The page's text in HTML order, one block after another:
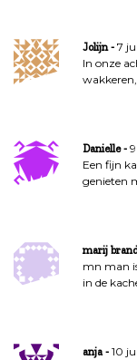
Jolijn
7
In onze
Danielle
Een fijn
genieten
marij
mn man
in de
anja
10